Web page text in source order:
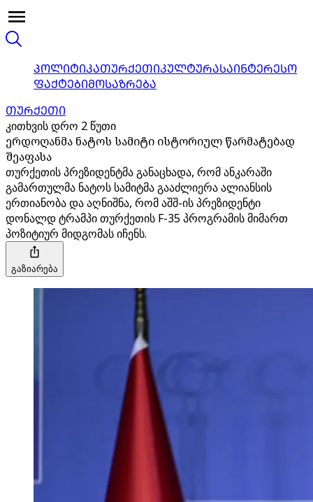
ᲞᲝᲚᲘᲢᲘᲙᲐᲗᲣᲠᲥᲔᲗᲘᲙᲣᲚᲢᲣᲠᲐᲡᲐᲘᲜᲢᲔᲠᲔᲡᲝ
ᲤᲐᲥᲢᲔᲑᲘᲛᲝᲡᲐᲖᲠᲔᲑᲐ
ᲗᲣᲠᲥᲔᲗᲘ
კითხვის დრო 2 წუთი
ერდოღანმა ნატოს სამიტი ისტორიულ წარმატებად
შეაფასა
თურქეთის პრეზიდენტმა განაცხადა, რომ ანკარაში
გამართულმა ნატოს სამიტმა გააძლიერა ალიანსის
ერთიანობა და აღნიშნა, რომ აშშ-ის პრეზიდენტი
დონალდ ტრამპი თურქეთის F-35 პროგრამის მიმართ
პოზიტიურ მიდგომას იჩენს.
გაზიარება